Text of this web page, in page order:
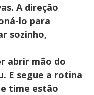
A direção
lo para
sozinho,
abrir mão do
E segue a rotina
time estão